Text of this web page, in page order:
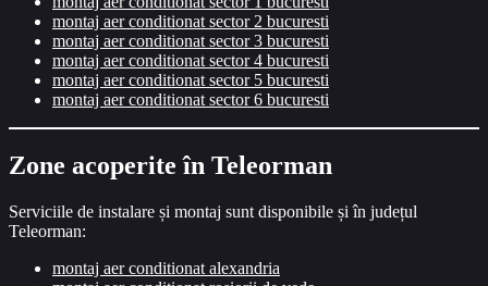
montaj aer conditionat sector 2 bucuresti
montaj aer conditionat sector 3 bucuresti
montaj aer conditionat sector 4 bucuresti
montaj aer conditionat sector 5 bucuresti
montaj aer conditionat sector 6 bucuresti
Zone acoperite în Teleorman
Serviciile de instalare și montaj sunt disponibile și în județul
Teleorman:
montaj aer conditionat alexandria